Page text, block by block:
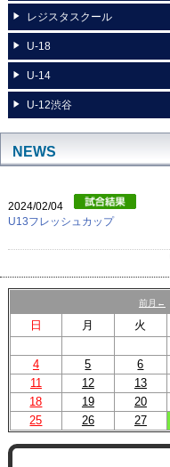
レジスタスクール
U-18
U-14
U-12渋谷
NEWS
2024/02/04
U13フレッシュカップ
前月←
日 月 火
4
5 6
11
12 13
18
19 20
25
26 27